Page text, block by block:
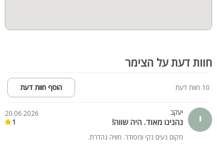
חוות דעת על הצימר
10 חוות דעת הוסף חוות דעת
י יעקב
נהנינו מאוד. היה שווה!
20.06.2026
1
מקום נעים נקי ומסודר. חוויה נהדרת.